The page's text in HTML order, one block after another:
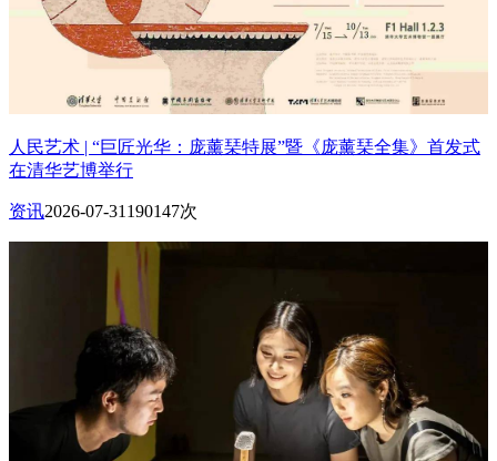
人民艺术 | “巨匠光华：庞薰琹特展”暨《庞薰琹全集》首发式
在清华艺博举行
资讯2026-07-31 190147次